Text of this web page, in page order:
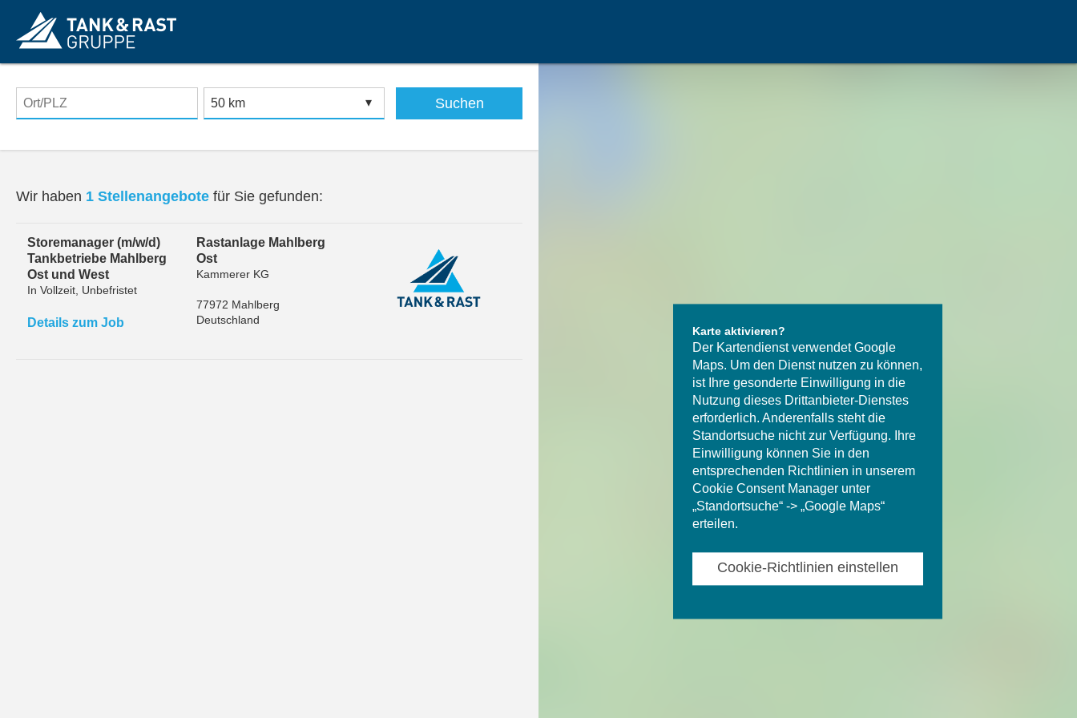
Suchen
Wir haben 1 Stellenangebote für Sie gefunden:
Storemanager (m/w/d)
Tankbetriebe Mahlberg
Ost und West
In Vollzeit, Unbefristet
Details zum Job
Rastanlage Mahlberg
Ost
Kammerer KG
77972 Mahlberg
Deutschland
Karte aktivieren?
Der Kartendienst verwendet Google
Maps. Um den Dienst nutzen zu können,
ist Ihre gesonderte Einwilligung in die
Nutzung dieses Drittanbieter-Dienstes
erforderlich. Anderenfalls steht die
Standortsuche nicht zur Verfügung. Ihre
Einwilligung können Sie in den
entsprechenden Richtlinien in unserem
Cookie Consent Manager unter
„Standortsuche“ -> „Google Maps“
erteilen.
Cookie-Richtlinien einstellen